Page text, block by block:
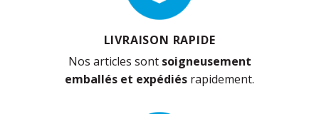
LIVRAISON RAPIDE
Nos articles sont soigneusement
emballés et expédiés rapidement.